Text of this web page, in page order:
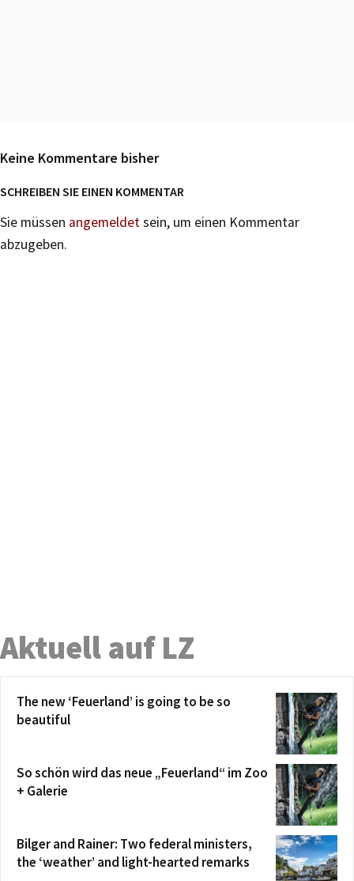
Keine Kommentare bisher
SCHREIBEN SIE EINEN KOMMENTAR
Sie müssen angemeldetsein, um einen Kommentar
abzugeben.
Aktuell auf LZ
The new ‘Feuerland’ is going to be so
beautiful
So schön wird das neue „Feuerland“ im Zoo
+ Galerie
Bilger and Rainer: Two federal ministers,
the ‘weather’ and light-hearted remarks